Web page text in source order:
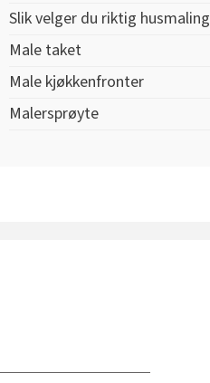
Slik velger du riktig husmaling
Male taket
Male kjøkkenfronter
Malersprøyte